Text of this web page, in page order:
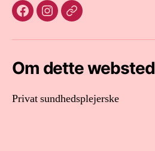
Facebook
Instagram
E-
Om dette websted
Privat sundhedsplejerske